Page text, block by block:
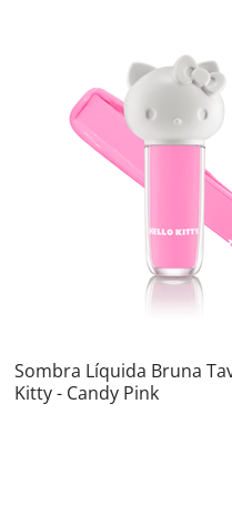
Sombra Líquida Bruna
Kitty - Candy Pink